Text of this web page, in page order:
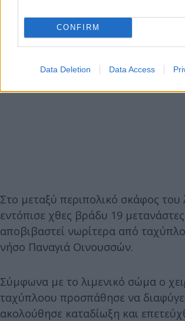
CONFIRM
Data Deletion Data Access
Στο μεταξύ περιπολικό σκάφος του
εντόπισε χθες βράδυ 19
αποβιβαστεί νωρίτερα από
νήσο Παναγιά Οινουσσών.
Σύμφωνα με το λιμενικό σώμα ο
ταχύπλοου προσπάθησε να
ακολούθησε καταδίωξη και